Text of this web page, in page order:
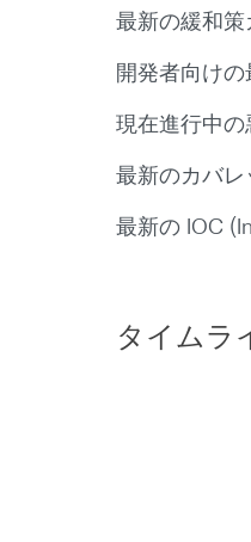
最新の緩和策
開発者向けの
現在進行中の
最新のカバレ
最新の IOC
タイムラ